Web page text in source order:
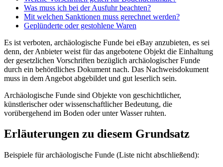
Was muss ich bei der Ausfuhr beachten?
Mit welchen Sanktionen muss gerechnet werden?
Geplünderte oder gestohlene Waren
Es ist verboten, archäologische Funde bei eBay anzubieten, es sei
denn, der Anbieter weist für das angebotene Objekt die Einhaltung
der gesetzlichen Vorschriften bezüglich archäologischer Funde
durch ein behördliches Dokument nach. Das Nachweisdokument
muss in dem Angebot abgebildet und gut leserlich sein.
Archäologische Funde sind Objekte von geschichtlicher,
künstlerischer oder wissenschaftlicher Bedeutung, die
vorübergehend im Boden oder unter Wasser ruhten.
Erläuterungen zu diesem Grundsatz
Beispiele für archäologische Funde (Liste nicht abschließend):